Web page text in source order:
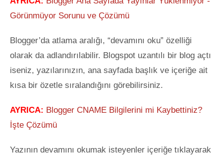
Görünmüyor Sorunu ve Çözümü
Blogger’da atlama aralığı, “devamını oku” özelliği
olarak da adlandırılabilir. Blogspot uzantılı bir blog açtı
iseniz, yazılarınızın, ana sayfada başlık ve içeriğe ait
kısa bir özetle sıralandığını görebilirsiniz.
AYRICA: Blogger CNAME Bilgilerini mi Kaybettiniz?
İşte Çözümü
Yazının devamını okumak isteyenler içeriğe tıklayarak